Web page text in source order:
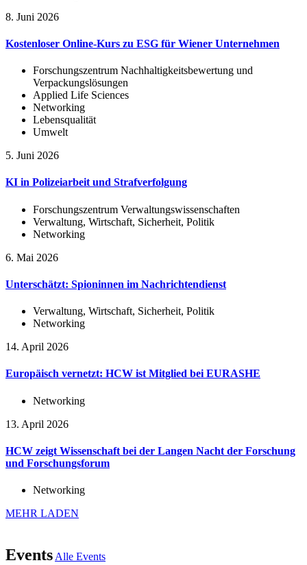
8. Juni 2026
Kostenloser Online-Kurs zu ESG für Wiener Unternehmen
Forschungszentrum Nachhaltigkeitsbewertung und
Verpackungslösungen
Applied Life Sciences
Networking
Lebensqualität
Umwelt
5. Juni 2026
KI in Polizeiarbeit und Strafverfolgung
Forschungszentrum Verwaltungswissenschaften
Verwaltung, Wirtschaft, Sicherheit, Politik
Networking
6. Mai 2026
Unterschätzt: Spioninnen im Nachrichtendienst
Verwaltung, Wirtschaft, Sicherheit, Politik
Networking
14. April 2026
Europäisch vernetzt: HCW ist Mitglied bei EURASHE
Networking
13. April 2026
HCW zeigt Wissenschaft bei der Langen Nacht der Forschung
und Forschungsforum
Networking
MEHR LADEN
Events Alle Events